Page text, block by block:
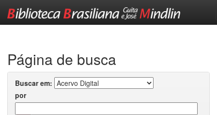
Página de busca
Buscar em:
por